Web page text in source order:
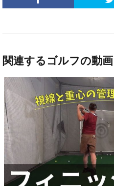
関連するゴルフの動画